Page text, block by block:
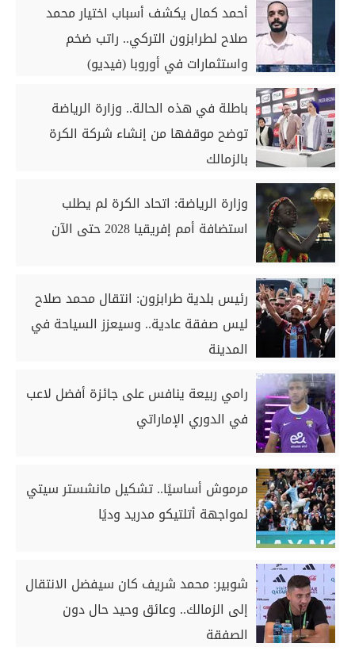
أحمد كمال يكشف أسباب اختيار محمد
صلاح لطرابزون التركي.. راتب ضخم
واستثمارات في أوروبا (فيديو)
باطلة في هذه الحالة.. وزارة الرياضة
توضح موقفها من إنشاء شركة الكرة
بالزمالك
وزارة الرياضة: اتحاد الكرة لم يطلب
استضافة أمم إفريقيا 2028 حتى الآن
رئيس بلدية طرابزون: انتقال محمد صلاح
ليس صفقة عادية.. وسيعزز السياحة في
المدينة
رامي ربيعة ينافس على جائزة أفضل لاعب
في الدوري الإماراتي
مرموش أساسيًا.. تشكيل مانشستر سيتي
لمواجهة أتلتيكو مدريد وديًا
شوبير: محمد شريف كان سيفضل الانتقال
إلى الزمالك.. وعائق وحيد حال دون
الصفقة